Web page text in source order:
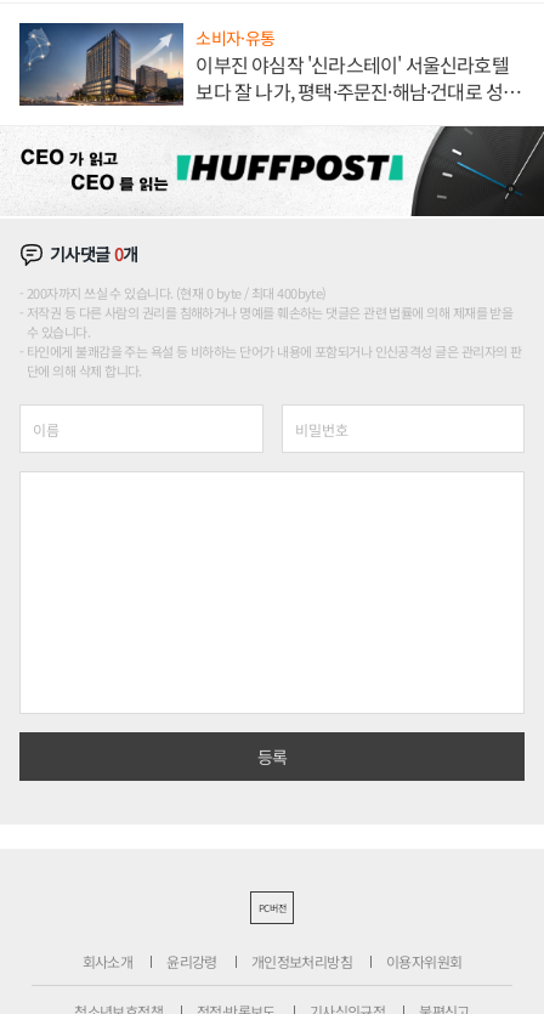
소비자·유통
이부진 야심작 '신라스테이' 서울신라호텔
보다 잘 나가, 평택·주문진·해남·건대로 성
기사댓글0개
200자까지 쓰실 수 있습니다. (현재 0 byte / 최대 400byte)
저작권 등 다른 사람의 권리를 침해하거나 명예를 훼손하는 댓글은 관련 법률에 의해 제재를 받을
수 있습니다.
타인에게 불쾌감을 주는 욕설 등 비하하는 단어가 내용에 포함되거나 인신공격성 글은 관리자의 판
단에 의해 삭제 합니다.
PC버전
회사소개 윤리강령 개인정보처리방침 이용자위원회